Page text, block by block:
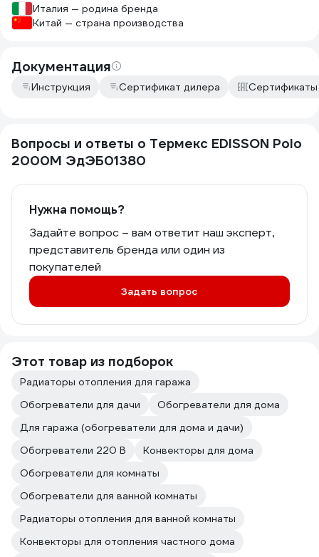
Италия — родина бренда
Китай — страна производства
Документация
Инструкция Сертификат дилера Сертификаты
Вопросы и ответы о Термекс EDISSON Polo
2000M ЭдЭБ01380
Нужна помощь?
Задайте вопрос – вам ответит наш эксперт,
представитель бренда или один из
покупателей
Задать вопрос
Этот товар из подборок
Радиаторы отопления для гаража
Обогреватели для дачи
Обогреватели для дома
Для гаража (обогреватели для дома и дачи)
Обогреватели 220 В
Конвекторы для дома
Обогреватели для комнаты
Обогреватели для ванной комнаты
Радиаторы отопления для ванной комнаты
Конвекторы для отопления частного дома